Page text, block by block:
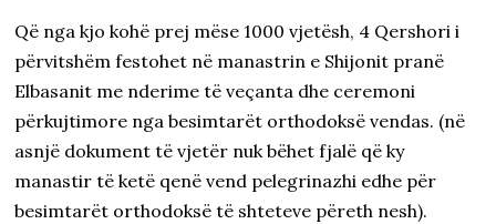
Që nga kjo kohë prej mëse 1000 vjetësh, 4 Qershori i
përvitshëm festohet në manastrin e Shijonit pranë
Elbasanit me nderime të veçanta dhe ceremoni
përkujtimore nga besimtarët orthodoksë vendas. (në
asnjë dokument të vjetër nuk bëhet fjalë që ky
manastir të ketë qenë vend pelegrinazhi edhe për
besimtarët orthodoksë të shteteve përeth nesh).